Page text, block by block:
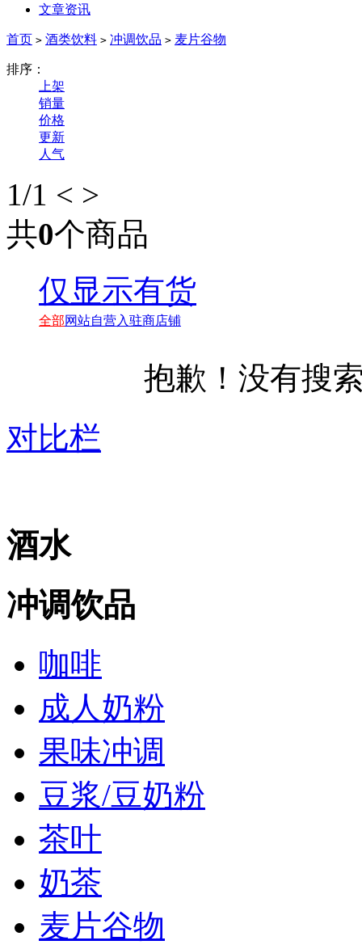
文章资讯
首页 > 酒类饮料 > 冲调饮品 > 麦片谷物
排序：
上架
销量
价格
更新
人气
1/1 < >
共0个商品
仅显示有货
全部网站自营入驻商店铺
抱歉！没有搜
对比栏
酒水
冲调饮品
咖啡
成人奶粉
果味冲调
豆浆/豆奶粉
茶叶
奶茶
麦片谷物